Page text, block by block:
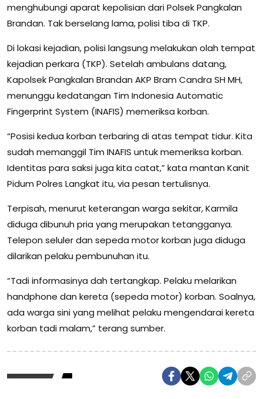
menghubungi aparat kepolisian dari Polsek Pangkalan
Brandan. Tak berselang lama, polisi tiba di TKP.
Di lokasi kejadian, polisi langsung melakukan olah tempat
kejadian perkara (TKP). Setelah ambulans datang,
Kapolsek Pangkalan Brandan AKP Bram Candra SH MH,
menunggu kedatangan Tim Indonesia Automatic
Fingerprint System (INAFIS) memeriksa korban.
“Posisi kedua korban terbaring di atas tempat tidur. Kita
sudah memanggil Tim INAFIS untuk memeriksa korban.
Identitas para saksi juga kita catat,” kata mantan Kanit
Pidum Polres Langkat itu, via pesan tertulisnya.
Terpisah, menurut keterangan warga sekitar, Karmila
diduga dibunuh pria yang merupakan tetangganya.
Telepon seluler dan sepeda motor korban juga diduga
dilarikan pelaku pembunuhan itu.
“Tadi informasinya dah tertangkap. Pelaku melarikan
handphone dan kereta (sepeda motor) korban. Soalnya,
ada warga sini yang melihat pelaku mengendarai kereta
korban tadi malam,” terang sumber.